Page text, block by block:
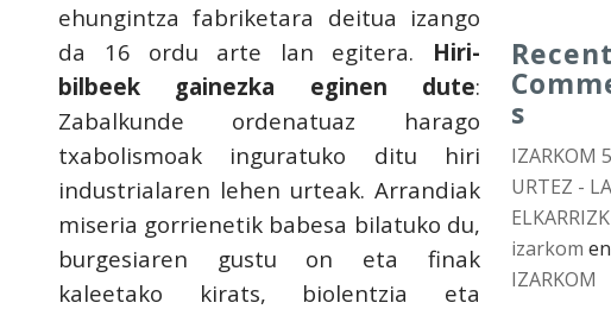
ehungintza fabriketara deitua izango
da 16 ordu arte lan egitera. Hiri-
bilbeek gainezka eginen dute:
Zabalkunde ordenatuaz harago
txabolismoak inguratuko ditu hiri
industrialaren lehen urteak. Arrandiak
miseria gorrienetik babesa bilatuko du,
burgesiaren gustu on eta finak
kaleetako kirats, biolentzia eta
s
IZARKOM
URTEZ -
izarkom en
IZARKOM